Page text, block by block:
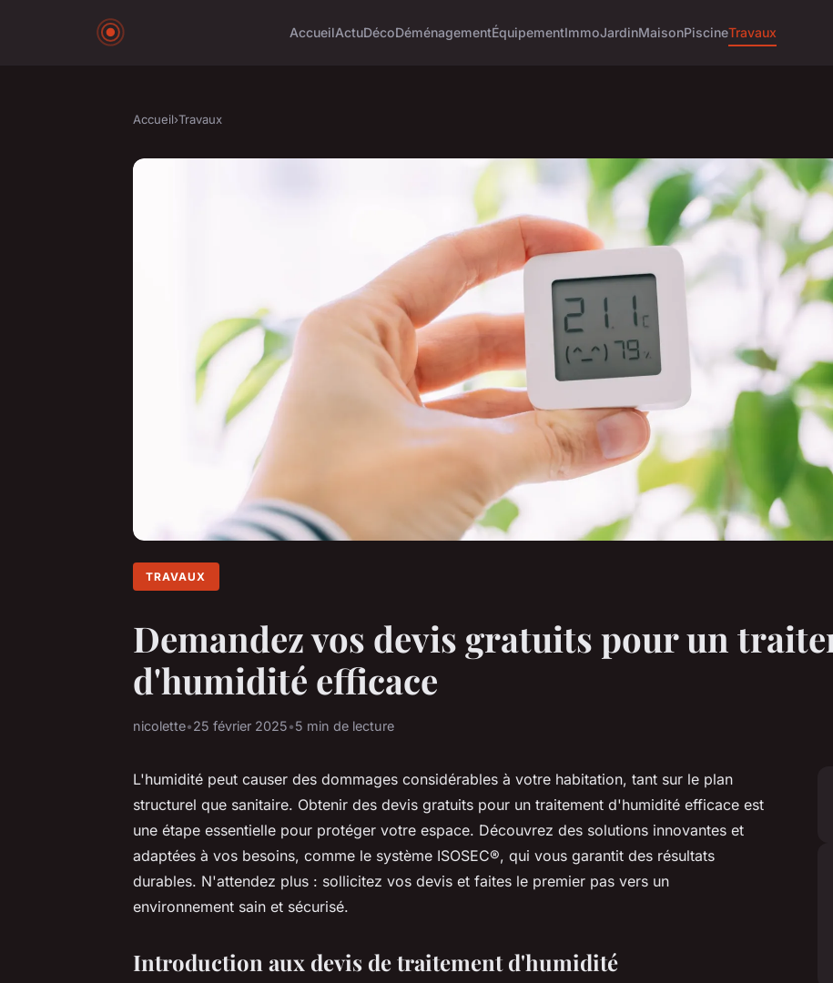
AccueilActuDécoDéménagementÉquipementImmoJardinMaisonPiscineTravaux
Accueil›Travaux
TRAVAUX
Demandez vos devis gratuits pour un
d'humidité efficace
nicolette•25 février 2025•5 min de lecture
L'humidité peut causer des dommages considérables à votre habitation, tant sur le plan
structurel que sanitaire. Obtenir des devis gratuits pour un traitement d'humidité efficace est
une étape essentielle pour protéger votre espace. Découvrez des solutions innovantes et
adaptées à vos besoins, comme le système ISOSEC®, qui vous garantit des résultats
durables. N'attendez plus : sollicitez vos devis et faites le premier pas vers un
environnement sain et sécurisé.
Introduction aux devis de traitement d'humidité